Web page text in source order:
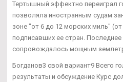
Тертышный эффектно переиграл
позволяла иностранным судам
зоне "от 6 до 12 морских миль"
подписавших ее стран.
сопровождалось мощным
Богданов3 свой вариант9 Всего
результаты и обсуждение Курс